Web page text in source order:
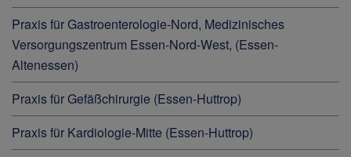
Praxis für Gastroenterologie-Nord, Medizinisches
Versorgungszentrum Essen-Nord-West, (Essen-
Altenessen)
Praxis für Gefäßchirurgie (Essen-Huttrop)
Praxis für Kardiologie-Mitte (Essen-Huttrop)